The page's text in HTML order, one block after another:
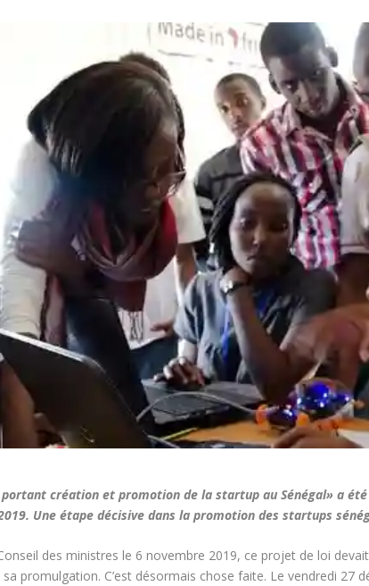
création et promotion de la startup au Sénégal» a
Une étape décisive dans la promotion des startups
des ministres le 6 novembre 2019, ce projet de loi
promulgation. C’est désormais chose faite. Le vendredi 27